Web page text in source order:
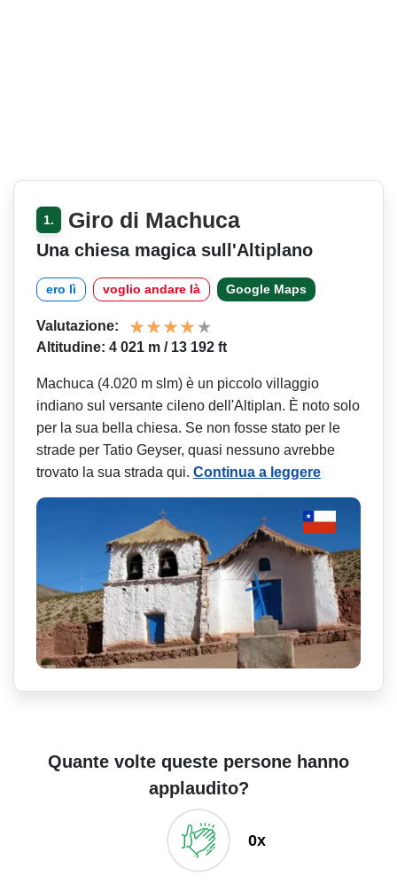
1. Giro di Machuca
Una chiesa magica sull'Altiplano
ero lì voglio andare là Google Maps
Valutazione:
Altitudine: 4 021 m / 13 192 ft
Machuca (4.020 m slm) è un piccolo villaggio
indiano sul versante cileno dell'Altiplan. È noto solo
per la sua bella chiesa. Se non fosse stato per le
strade per Tatio Geyser, quasi nessuno avrebbe
trovato la sua strada qui. Continua a leggere
Quante volte queste persone hanno
applaudito?
0x